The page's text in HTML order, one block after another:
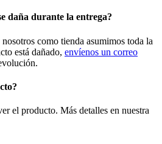
daña durante la entrega?
como tienda asumimos toda la
está dañado, envíenos un correo
el producto. Más detalles en nuestra